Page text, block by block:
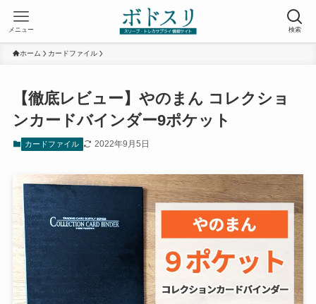
検索
メニュー
ホーム カードファイル
【徹底レビュー】やのまん コレクショ
ンカードバインダー9ポケット
カードファイル 2022年9月5日